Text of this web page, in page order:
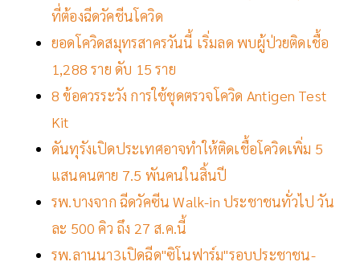
ที่ต้องฉีดวัคชีนโควิด
ยอดโควิดสมุทรสาครวันนี้ เริ่มลด พบผู้ป่วยติดเชื้อ
1,288 ราย ดับ 15 ราย
8 ข้อควรระวัง การใช้ชุดตรวจโควิด Antigen Test
Kit
ดันทุรังเปิดประเทศอาจทำให้ติดเชื้อโควิดเพิ่ม 5
แสนคนตาย 7.5 พันคนในสิ้นปี
รพ.บางจาก ฉีดวัคซีน Walk-in ประชาชนทั่วไป วัน
ละ 500 คิว ถึง 27 ส.ค.นี้
รพ.ลานนา3เปิดฉีด"ซิโนฟาร์ม"รอบประชาชน-